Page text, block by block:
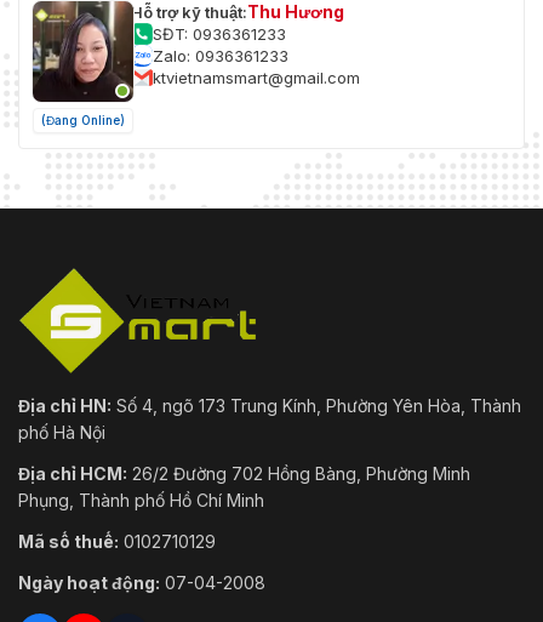
(Đang Online)
Hỗ trợ kỹ thuật:Thu Hương
SĐT: 0936361233
Zalo: 0936361233
ktvietnamsmart@gmail.com
Địa chỉ HN: Số 4, ngõ 173 Trung Kính, Phường Yên Hòa, Thành
phố Hà Nội
Địa chỉ HCM: 26/2 Đường 702 Hồng Bàng, Phường Minh
Phụng, Thành phố Hồ Chí Minh
Mã số thuế: 0102710129
Ngày hoạt động: 07-04-2008